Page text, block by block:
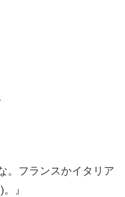
。フランスかイタリア
』